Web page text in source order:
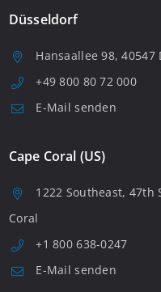
Düsseldorf
Hansaallee 98,
+49 800 80 72 000
E-Mail senden
Cape Coral (US)
1222 Southeast, 47th
Coral
+1 800 638-0247
E-Mail senden